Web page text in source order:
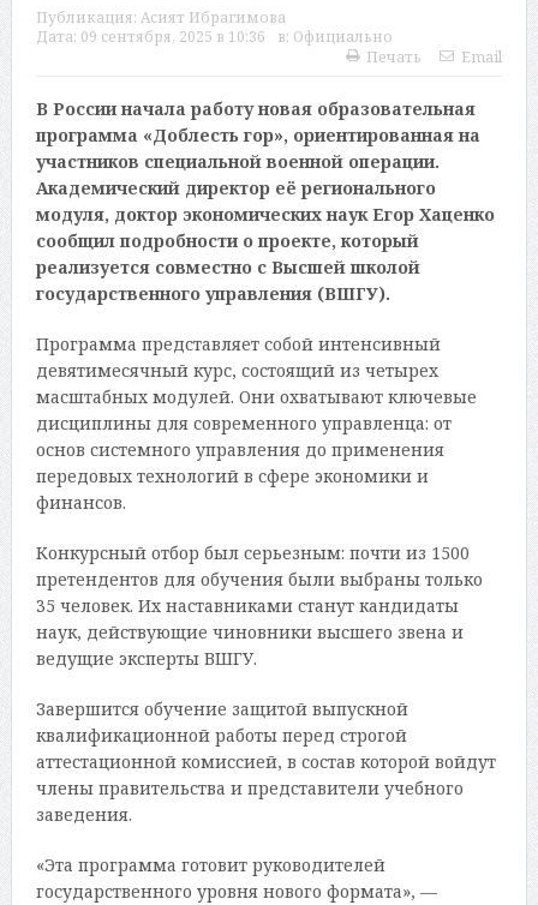
Публикация: Асият Ибрагимова
Дата: 09 сентября, 2025 в 10:36 в: Официально
Печать
Email
В России начала работу новая образовательная
программа «Доблесть гор», ориентированная на
участников специальной военной операции.
Академический директор её регионального
модуля, доктор экономических наук Егор Хаценко
сообщил подробности о проекте, который
реализуется совместно с Высшей школой
государственного управления (ВШГУ).
Программа представляет собой интенсивный
девятимесячный курс, состоящий из четырех
масштабных модулей. Они охватывают ключевые
дисциплины для современного управленца: от
основ системного управления до применения
передовых технологий в сфере экономики и
финансов.
Конкурсный отбор был серьезным: почти из 1500
претендентов для обучения были выбраны только
35 человек. Их наставниками станут кандидаты
наук, действующие чиновники высшего звена и
ведущие эксперты ВШГУ.
Завершится обучение защитой выпускной
квалификационной работы перед строгой
аттестационной комиссией, в состав которой войдут
члены правительства и представители учебного
заведения.
«Эта программа готовит руководителей
государственного уровня нового формата», —